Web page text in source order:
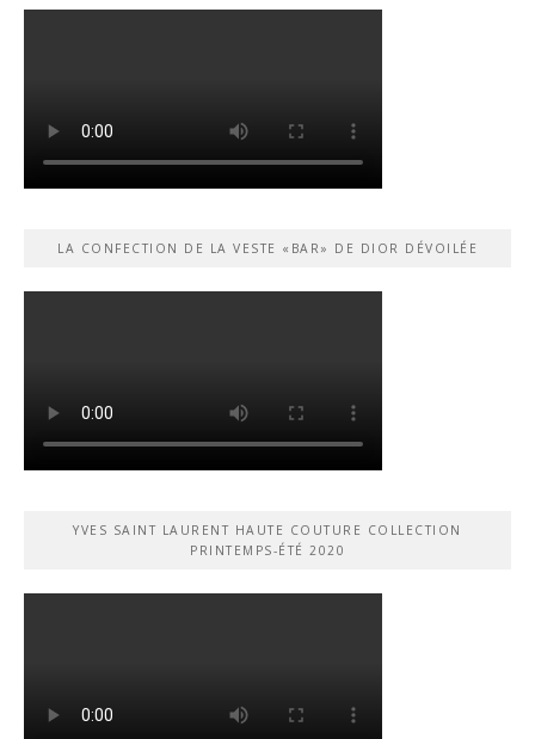
LA CONFECTION DE LA VESTE «BAR» DE DIOR DÉVOILÉE
YVES SAINT LAURENT HAUTE COUTURE COLLECTION
PRINTEMPS-ÉTÉ 2020